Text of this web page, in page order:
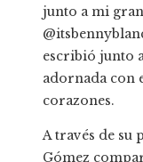
junto a mi
escribió junto
adornada con
corazones.
A través de su
Gómez